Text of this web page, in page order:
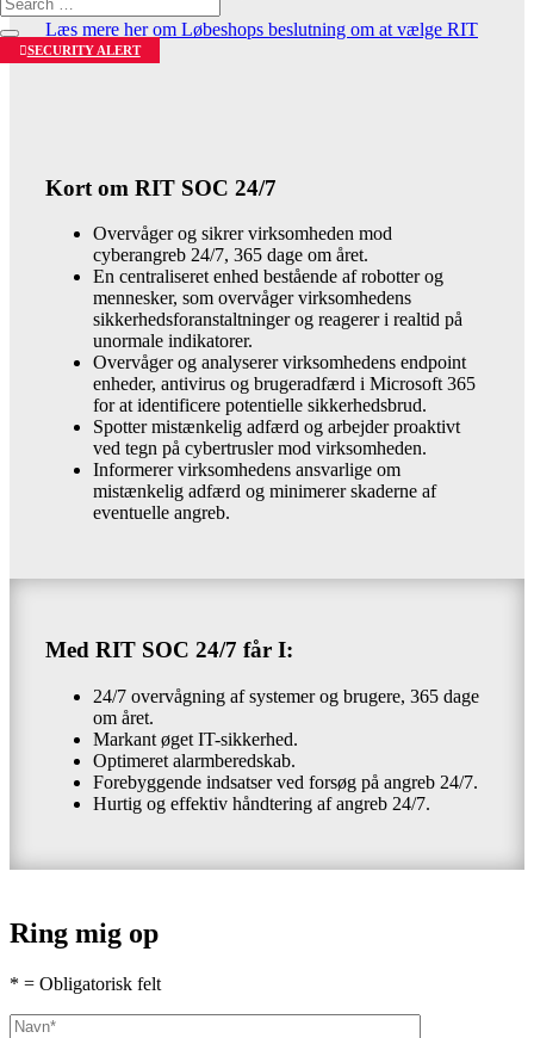
SECURITY ALERT
Læs mere her om Løbeshops beslutning om at vælge RIT
SOC 24/7.
Kort om RIT SOC 24/7
Overvåger og sikrer virksomheden mod
cyberangreb 24/7, 365 dage om året.
En centraliseret enhed bestående af robotter og
mennesker, som overvåger virksomhedens
sikkerhedsforanstaltninger og reagerer i realtid på
unormale indikatorer.
Overvåger og analyserer virksomhedens endpoint
enheder, antivirus og brugeradfærd i Microsoft 365
for at identificere potentielle sikkerhedsbrud.
Spotter mistænkelig adfærd og arbejder proaktivt
ved tegn på cybertrusler mod virksomheden.
Informerer virksomhedens ansvarlige om
mistænkelig adfærd og minimerer skaderne af
eventuelle angreb.
Med RIT SOC 24/7 får I:
24/7 overvågning af systemer og brugere, 365 dage
om året.
Markant øget IT-sikkerhed.
Optimeret alarmberedskab.
Forebyggende indsatser ved forsøg på angreb 24/7.
Hurtig og effektiv håndtering af angreb 24/7.
Ring mig op
* = Obligatorisk felt